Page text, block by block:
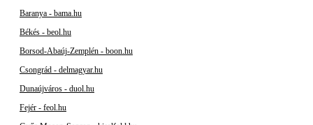
Baranya - bama.hu
Békés - beol.hu
Borsod-Abaúj-Zemplén - boon.hu
Csongrád - delmagyar.hu
Dunaújváros - duol.hu
Fejér - feol.hu